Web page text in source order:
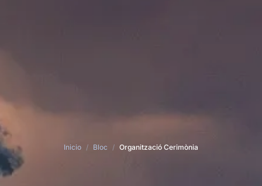
Inicio / Bloc / Organització Cerimònia